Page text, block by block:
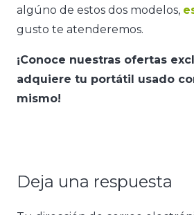
algúno de estos dos modelos,
gusto te atenderemos.
¡Conoce nuestras ofertas
adquiere tu portátil usado
mismo!
Deja una respuesta